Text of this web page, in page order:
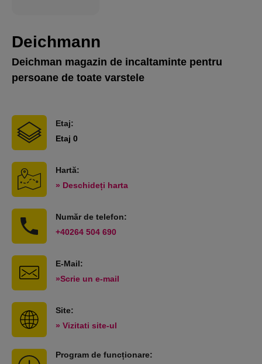
Deichmann
Deichman magazin de incaltaminte pentru
persoane de toate varstele
Etaj:
Etaj 0
Hartă:
» Deschideți harta
Număr de telefon:
+40264 504 690
E-Mail:
»Scrie un e-mail
Site:
» Vizitati site-ul
Program de funcționare: